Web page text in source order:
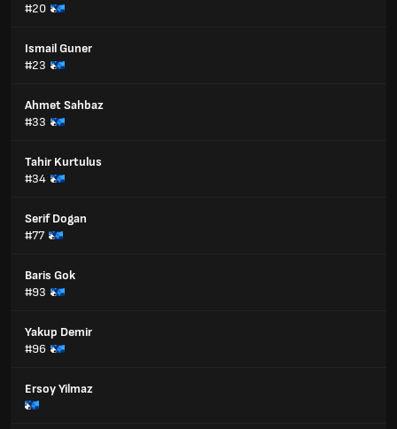
#20
Ismail Guner
#23
Ahmet Sahbaz
#33
Tahir Kurtulus
#34
Serif Dogan
#77
Baris Gok
#93
Yakup Demir
#96
Ersoy Yilmaz